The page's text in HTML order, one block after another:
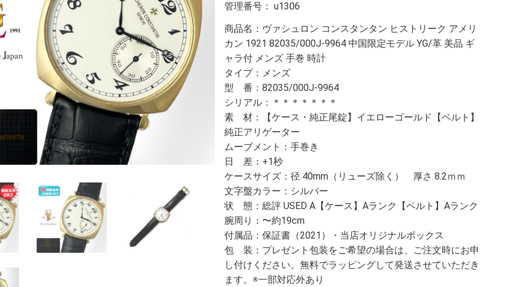
管理番号： u1306
商品名：ヴァシュロン コンスタンタン ヒストリーク アメリ
カン 1921 82035/000J-9964 中国限定モデル YG/革 美品 ギ
ャラ付 メンズ 手巻 時計
タイプ：メンズ
型 番：82035/000J-9964
シリアル：＊＊＊＊＊＊＊
素 材：【ケース・純正尾錠】イエローゴールド【ベルト】
純正アリゲーター
ムーブメント：手巻き
日 差：+1秒
ケースサイズ：径 40mm（リューズ除く） 厚さ 8.2ｍｍ
文字盤カラー：シルバー
状 態：総評 USED A【ケース】Aランク【ベルト】Aランク
腕周り：〜約19cm
付属品：保証書（2021）・当店オリジナルボックス
包 装：プレゼント包装をご希望の場合は、ご注文時にお申
し付けください。無料でラッピングして発送させていただき
ます。※一部対応外あり